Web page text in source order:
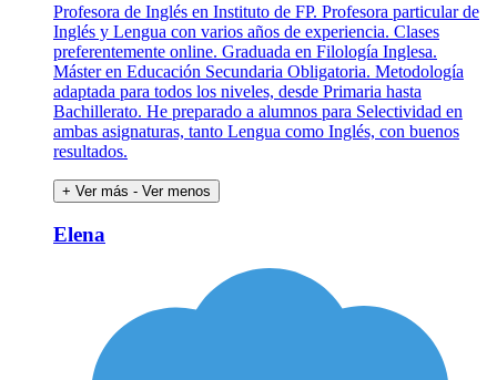
Profesora de Inglés en Instituto de FP. Profesora particular de
Inglés y Lengua con varios años de experiencia. Clases
preferentemente online. Graduada en Filología Inglesa.
Máster en Educación Secundaria Obligatoria. Metodología
adaptada para todos los niveles, desde Primaria hasta
Bachillerato. He preparado a alumnos para Selectividad en
ambas asignaturas, tanto Lengua como Inglés, con buenos
resultados.
+ Ver más - Ver menos
Elena